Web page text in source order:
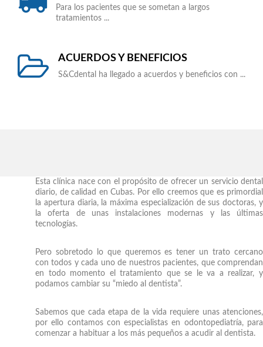
Para los pacientes que se sometan a largos
tratamientos ...
ACUERDOS Y BENEFICIOS
S&Cdental ha llegado a acuerdos y beneficios con ...
Esta clínica nace con el propósito de ofrecer un servicio dental
diario, de calidad en Cubas. Por ello creemos que es primordial
la apertura diaria, la máxima especialización de sus doctoras, y
la oferta de unas instalaciones modernas y las últimas
tecnologías.
Pero sobretodo lo que queremos es tener un trato cercano
con todos y cada uno de nuestros pacientes, que comprendan
en todo momento el tratamiento que se le va a realizar, y
podamos cambiar su “miedo al dentista”.
Sabemos que cada etapa de la vida requiere unas atenciones,
por ello contamos con especialistas en odontopediatría, para
comenzar a habituar a los más pequeños a acudir al dentista.